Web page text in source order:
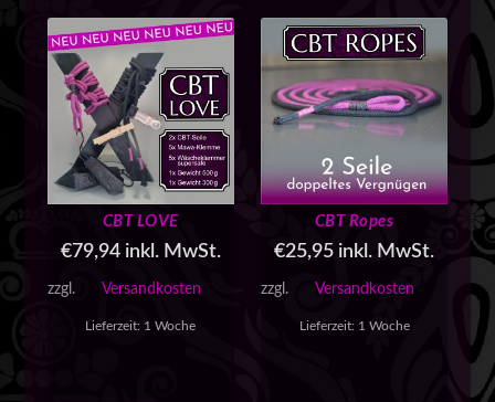
k
t
u
a
l
t
ä
s
CBT LOVE
€79,94 inkl. MwSt.
zzgl. Versandkosten
Lieferzeit: 1 Woche
CBT Ropes
€25,95 inkl. MwSt.
zzgl. Versandkosten
Lieferzeit: 1 Woche